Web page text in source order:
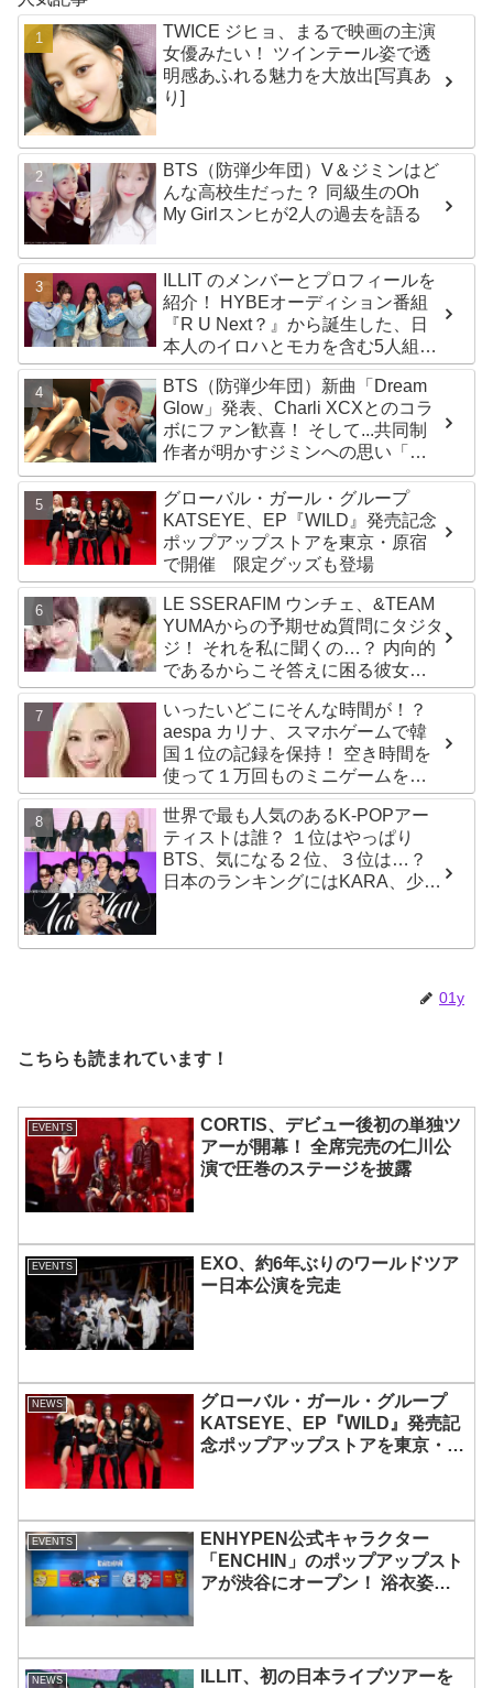
TWICE ジヒョ、まるで映画の主演
女優みたい！ ツインテール姿で透
明感あふれる魅力を大放出[写真あ
り]
BTS（防弾少年団）V＆ジミンはど
んな高校生だった？ 同級生のOh
My Girlスンヒが2人の過去を語る
ILLIT のメンバーとプロフィールを
紹介！ HYBEオーディション番組
『R U Next？』から誕生した、日
本人のイロハとモカを含む5人組ガ
ールズグループ！ デビュー曲
「Magnetic」がいきなりの大ヒッ
ト
BTS（防弾少年団）新曲「Dream
Glow」発表、Charli XCXとのコラ
ボにファン歓喜！ そして...共同制
作者が明かすジミンへの思い「彼
の夢、そして彼の絶望から生まれ
た歌」
グローバル・ガール・グループ
KATSEYE、EP『WILD』発売記念
ポップアップストアを東京・原宿
で開催 限定グッズも登場
LE SSERAFIM ウンチェ、&TEAM
YUMAからの予期せぬ質問にタジタ
ジ！ それを私に聞くの…？ 内向的
であるからこそ答えに困る彼女の
リアクションがかわいすぎる
いったいどこにそんな時間が！？
aespa カリナ、スマホゲームで韓
国１位の記録を保持！ 空き時間を
使って１万回ものミニゲームをク
リア「芸能人たちが時間がないと
言っているのは全部嘘」
世界で最も人気のあるK-POPアー
ティストは誰？ １位はやっぱり
BTS、気になる２位、３位は…？
日本のランキングにはKARA、少女
01y
こちらも読まれています！
EVENTS
CORTIS、デビュー後初の単独ツ
アーが開幕！ 全席完売の仁川公
演で圧巻のステージを披露
EVENTS
EXO、約6年ぶりのワールドツア
ー日本公演を完走
NEWS
グローバル・ガール・グループ
KATSEYE、EP『WILD』発売記
念ポップアップストアを東京・原
EVENTS
ENHYPEN公式キャラクター
「ENCHIN」のポップアップスト
アが渋谷にオープン！ 浴衣姿の
NEWS
ILLIT、初の日本ライブツアーを